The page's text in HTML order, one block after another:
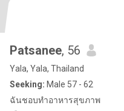
Patsanee, 56
Yala, Yala, Thailand
Seeking: Male 57 - 62
ฉันชอบทำอาหารสุขภาพ